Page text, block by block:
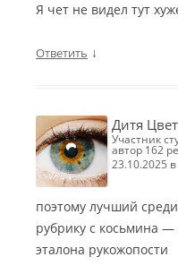
Я чет не видел тут
Ответить ↓
Дитя
участник студии La Condomina Entertainment,
автор 162
23.10.2025 в
поэтому лучший
рубрику с косьмина
эталона рукожопости